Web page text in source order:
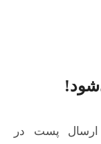
ارسال پست در